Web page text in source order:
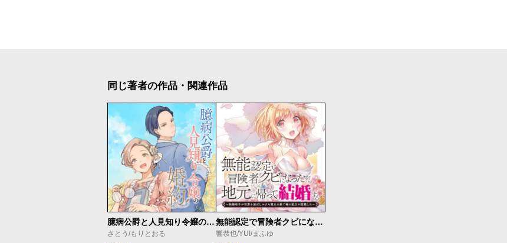
同じ著者の作品・関連作品
臆病公爵と人見知り令嬢の婚約
さとう/もりとおる
無能認定で冒険者クビになったから地元に帰って結婚する ～結婚相手が世界を滅ぼしかけた龍王の娘で俺の能力が覚醒した～
響恭也/YUI/まふゆ